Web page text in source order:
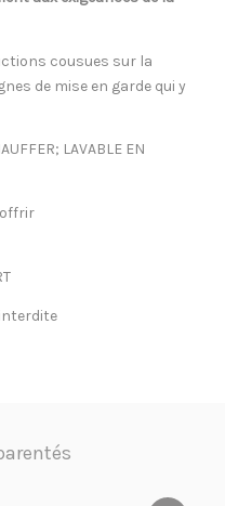
cousues sur la
de mise en garde qui y
LAVABLE EN